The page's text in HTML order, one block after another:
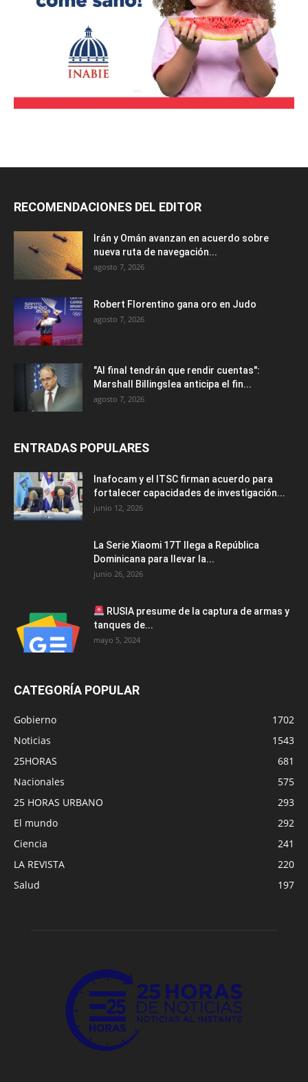
RECOMENDACIONES DEL EDITOR
Irán y Omán avanzan en acuerdo sobre
nueva ruta de navegación...
agosto 7, 2026
Robert Florentino gana oro en Judo
agosto 7, 2026
"Al final tendrán que rendir cuentas":
Marshall Billingslea anticipa el fin...
agosto 7, 2026
ENTRADAS POPULARES
Inafocam y el ITSC firman acuerdo para
fortalecer capacidades de investigación...
junio 12, 2026
La Serie Xiaomi 17T llega a República
Dominicana para llevar la...
junio 26, 2026
RUSIA presume de la captura de armas y
tanques de...
mayo 5, 2024
CATEGORÍA POPULAR
Gobierno
1702
Noticias
1543
25HORAS
681
Nacionales
575
25 HORAS URBANO
293
El mundo
292
Ciencia
241
LA REVISTA
220
Salud
197